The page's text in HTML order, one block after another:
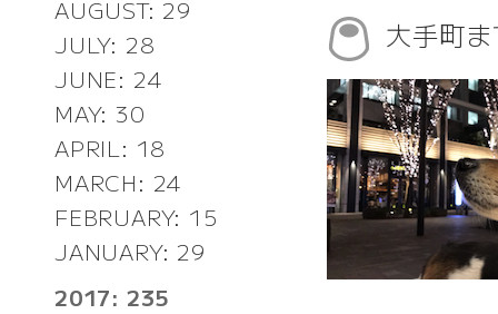
AUGUST: 29
JULY: 28
JUNE: 24
MAY: 30
APRIL: 18
MARCH: 24
FEBRUARY: 15
JANUARY: 29
2017: 235
大手町